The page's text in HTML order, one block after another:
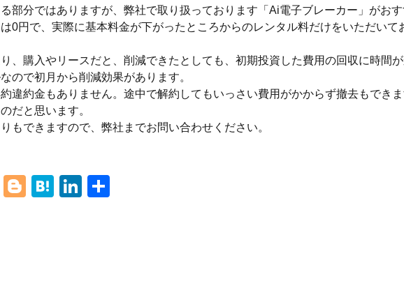
部分ではありますが、弊社で取り扱っております「Ai電子ブレーカー」がおす
0円で、実際に基本料金が下がったところからのレンタル料だけをいただい
、購入やリースだと、削減できたとしても、初期投資した費用の回収に時間が
ので初月から削減効果があります。
違約金もありません。途中で解約してもいっさい費用がかからず撤去もできま
だと思います。
もできますので、弊社までお問い合わせください。
LineBlogger
HatenaLinkedIn